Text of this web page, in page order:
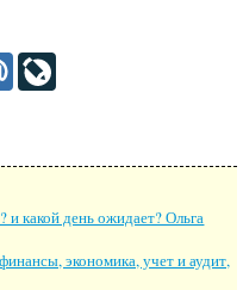
Mail.Ru
и какой день ожидает? Ольга
экономика, учет и аудит,